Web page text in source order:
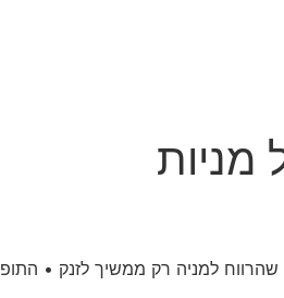
מניות
למניה רק ממשיך לזנק •